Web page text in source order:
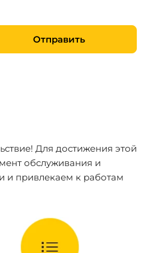
Отправить
Для достижения этой
обслуживания и
и привлекаем к работам